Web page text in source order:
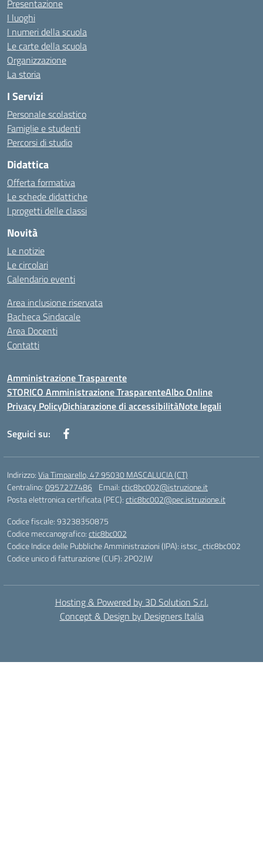
Presentazione
I luoghi
I numeri della scuola
Le carte della scuola
Organizzazione
La storia
I Servizi
Personale scolastico
Famiglie e studenti
Percorsi di studio
Didattica
Offerta formativa
Le schede didattiche
I progetti delle classi
Novità
Le notizie
Le circolari
Calendario eventi
Area inclusione riservata
Bacheca Sindacale
Area Docenti
Contatti
Amministrazione Trasparente
STORICO Amministrazione TrasparenteAlbo Online
Privacy PolicyDichiarazione di accessibilitàNote legali
Seguici su:
Indirizzo:Via Timparello, 47 95030 MASCALUCIA (CT)
Centralino:0957277486 Email:ctic8bc002@istruzione.it
Posta elettronica certificata (PEC):ctic8bc002@pec.istruzione.it
Codice fiscale: 93238350875
Codice meccanografico:ctic8bc002
Codice Indice delle Pubbliche Amministrazioni (IPA): istsc_ctic8bc002
Codice unico di fatturazione (CUF): 2PO2JW
Hosting & Powered by 3D Solution S.r.l.
Concept & Design by Designers Italia